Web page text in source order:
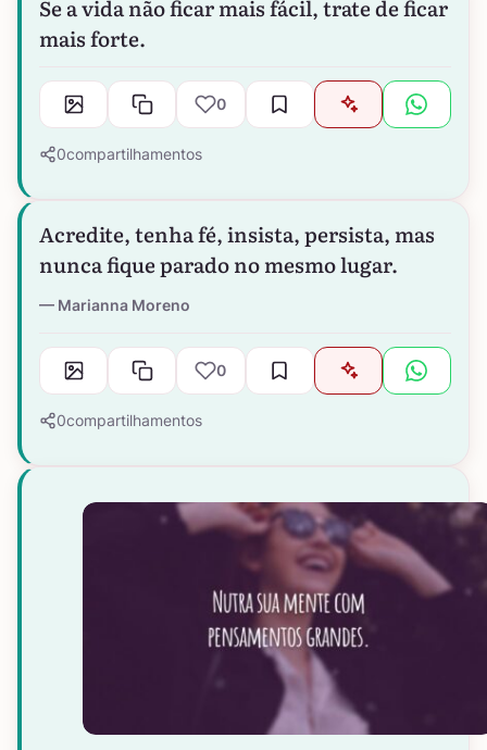
Se a vida não ficar mais fácil, trate de ficar
mais forte.
0
0compartilhamentos
Acredite, tenha fé, insista, persista, mas
nunca fique parado no mesmo lugar.
Marianna Moreno
0
0compartilhamentos